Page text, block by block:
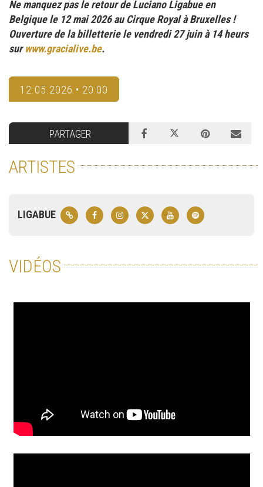
Ne manquez pas le retour de Luciano Ligabue en
Belgique le 12 mai 2026 au Cirque Royal à Bruxelles !
Ouverture de la billetterie le vendredi 27 juin à 14 heurs
surwww.gracialive.be.
12.05.2026 • 20:00
PARTAGER
ARTISTES
LIGABUE
VIDÉOS